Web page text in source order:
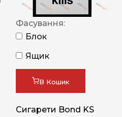
Фасування:
Блок
Ящик
В Кошик
Сигарети Bond KS